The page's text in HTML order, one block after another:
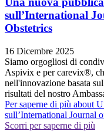
sull’International
Obstetrics
16 Dicembre 2025
Siamo orgogliosi di
Aspivix e per carevix®,
nell'innovazione basata
risultati del nostro
Per saperne di più about
sull’International Journal
Scorri per saperne di più